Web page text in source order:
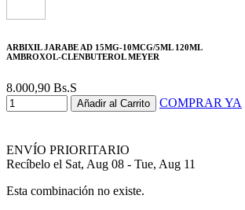
ARBIXIL JARABE AD 15MG-10MCG/5ML 120ML
AMBROXOL-CLENBUTEROL MEYER
8.000,90 Bs.S
Añadir al Carrito COMPRAR YA
ENVÍO PRIORITARIO
Recíbelo el Sat, Aug 08 - Tue, Aug 11
Esta combinación no existe.